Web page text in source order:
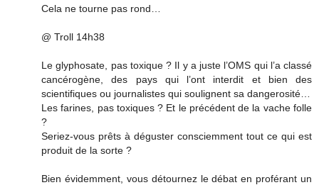
Cela ne tourne pas rond…
@ Troll 14h38
Le glyphosate, pas toxique ? Il y a juste l’OMS qui l’a classé
cancérogène, des pays qui l’ont interdit et bien des
scientifiques ou journalistes qui soulignent sa dangerosité…
Les farines, pas toxiques ? Et le précédent de la vache folle
?
Seriez-vous prêts à déguster consciemment tout ce qui est
produit de la sorte ?
Bien évidemment, vous détournez le débat en proférant un